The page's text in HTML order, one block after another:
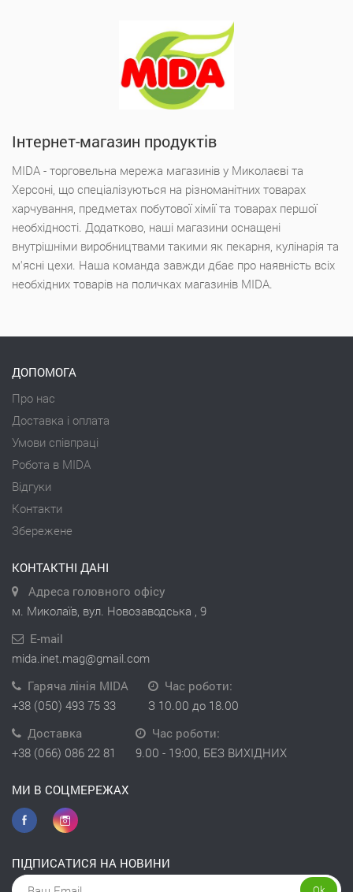
Інтернет-магазин продуктів
MIDA - торговельна мережа магазинів у Миколаєві та
Херсоні, що спеціалізуються на різноманітних товарах
харчування, предметах побутової хімії та товарах першої
необхідності. Додатково, наші магазини оснащені
внутрішніми виробництвами такими як пекарня, кулінарія та
м'ясні цехи. Наша команда завжди дбає про наявність всіх
необхідних товарів на поличках магазинів MIDA.
ДОПОМОГА
Про нас
Доставка і оплата
Умови співпраці
Робота в MIDA
Відгуки
Контакти
Збережене
КОНТАКТНІ ДАНІ
Адреса головного офісу
м. Миколаїв, вул. Новозаводська , 9
E-mail
mida.inet.mag@gmail.com
Гаряча лінія MIDA
+38 (050) 493 75 33
Час роботи:
З 10.00 до 18.00
Доставка
+38 (066) 086 22 81
Час роботи:
9.00 - 19:00, БЕЗ ВИХІДНИХ
МИ В СОЦМЕРЕЖАХ
ПІДПИСАТИСЯ НА НОВИНИ